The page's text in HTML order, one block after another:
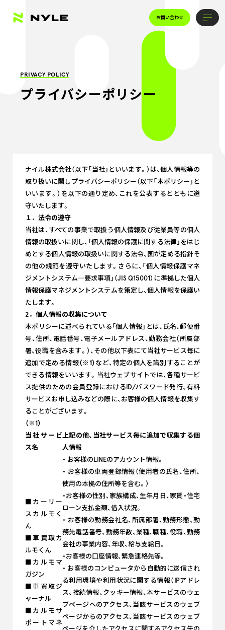
お問い合わせ
PRIVACY POLICY
プライバシーポリシー
ナイル株式会社（以下「当社」といいます。）は、個人情報等の
取り扱いに関しプライバシーポリシー（以下「本ポリシー」と
いいます。）を以下の通り定め、これを公表するとともに遵
守いたします。
１．法令の遵守
当社は、すべての事業で取扱う個人情報及び従業員等の個人
情報の取扱いに関し、「個人情報の保護に関する法律」をはじ
めとする個人情報の取扱いに関する法令、国が定める指針そ
の他の規範を遵守いたします。さらに、「個人情報保護マネ
ジメントシステム―要求事項」（JIS Q15001）に準拠した個人
情報保護マネジメントシステムを策定し、個人情報を保護い
たします。
2．個人情報の収集について
本ポリシーに述べられている「個人情報」とは、氏名、郵便番
号、住所、電話番号、電子メールアドレス、勤務会社（所属部
署、役職を含みます。）、その他以下表にて当社サービス毎に
追加で定める情報（※1） など、特定の個人を識別することが
できる情報をいいます。当社ウェブサイトでは、各種サービ
ス提供のための会員登録におけるID/パスワード発行、有料
サービスお申し込みなどの際に、お客様の個人情報を収集す
ることがございます。
（※1）
当社サービ
ス名
上記の他、当社サービス毎に追加で収集する個
人情報
■カーリー
スカルモく
ん
■車買取カ
ルモくん
■カルモマ
ガジン
■車買取ジ
ャーナル
■カルモサ
ポートマネ
・ お客様のLINEのアカウント情報。
・ お客様の車両登録情報（使用者の氏名、住所、
使用の本拠の住所等を含む。）
・お客様の性別、家族構成、生年月日、家賃・住宅
ローン支払金額、借入状況。
・ お客様の勤務会社名、所属部署、勤務形態、勤
務先電話番号、勤務年数、業種、職種、役職、勤務
会社の事業内容、年収、給与支給日。
・お客様の口座情報、緊急連絡先等。
・ お客様のコンピュータから自動的に送信され
る利用環境や利用状況に関する情報（IPアドレ
ス、接続情報、クッキー情報、本サービスのウェ
ブページへのアクセス、当該サービスのウェブ
ページからのアクセス、当該サービスのウェブ